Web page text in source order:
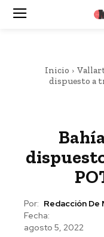
Inicio
dispuesto a
Por: Redacción De
Fecha:
agosto 5, 2022